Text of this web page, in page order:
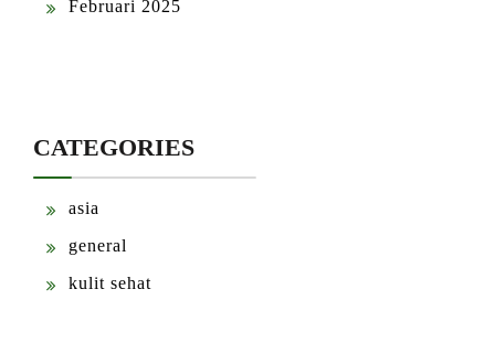
Februari 2025
CATEGORIES
asia
general
kulit sehat